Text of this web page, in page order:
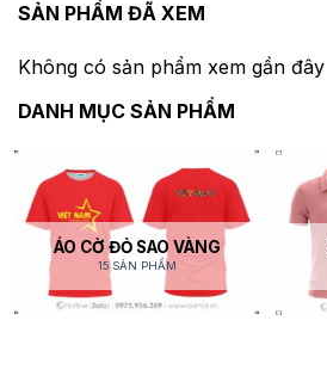
SẢN PHẨM ĐÃ XEM
Không có sản phẩm xem gần đây
DANH MỤC SẢN PHẨM
ÁO CỜ ĐỎ SAO VÀNG
15 SẢN PHẨM